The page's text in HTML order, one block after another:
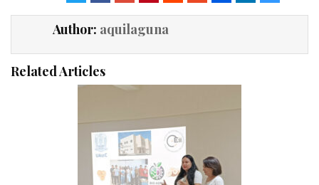
Author: aquilaguna
Related Articles